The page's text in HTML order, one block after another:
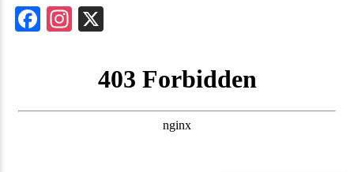
Facebook
Instagram